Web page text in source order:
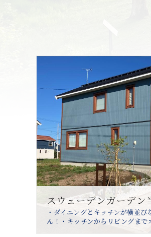
・ダイニングとキッチンが横並び
ん！・キッチンからリビングま